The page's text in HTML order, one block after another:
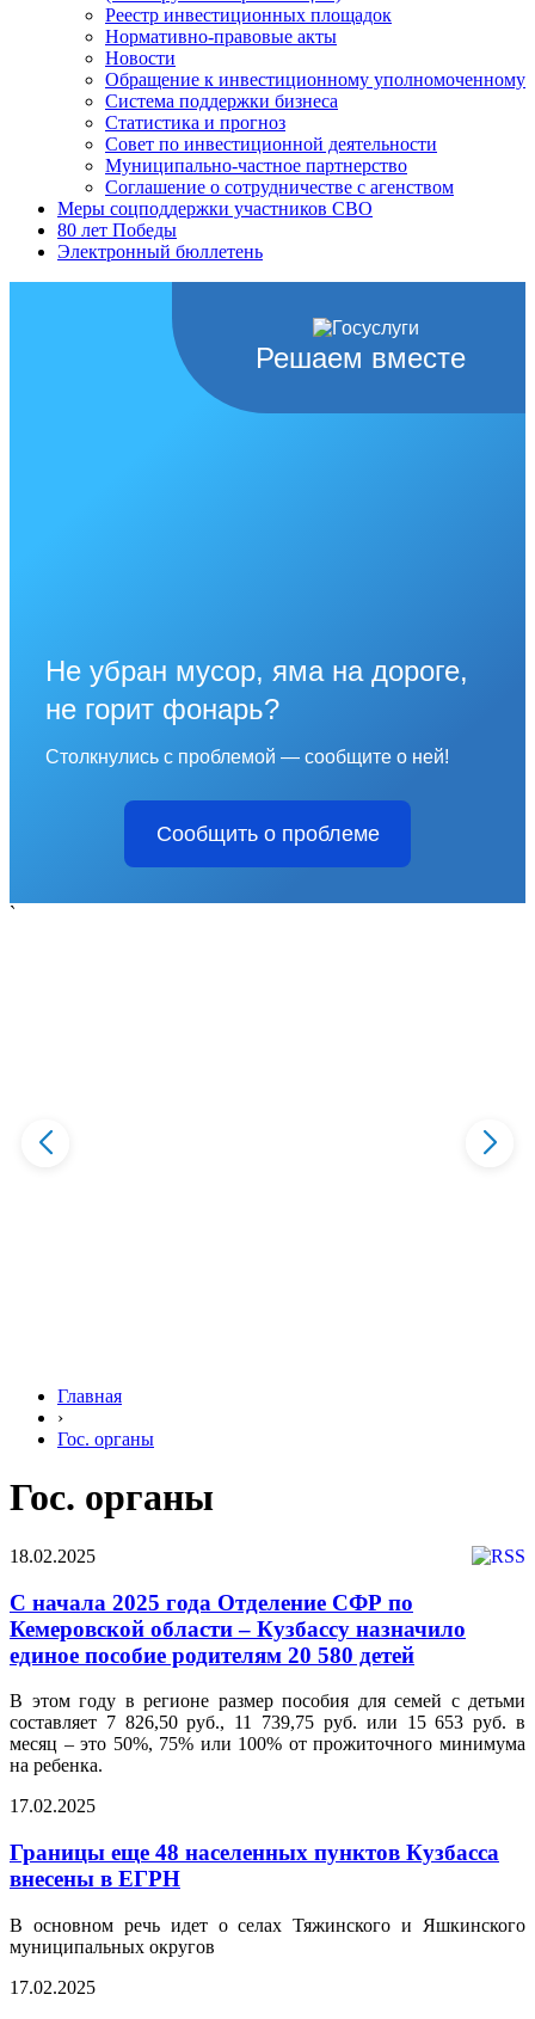
Реестр инвестиционных площадок
Нормативно-правовые акты
Новости
Обращение к инвестиционному уполномоченному
Система поддержки бизнеса
Статистика и прогноз
Совет по инвестиционной деятельности
Муниципально-частное партнерство
Соглашение о сотрудничестве с агенством
Меры соцподдержки участников СВО
80 лет Победы
Электронный бюллетень
Решаем вместе
Не убран мусор, яма на дороге,
не горит фонарь?
Столкнулись с проблемой — сообщите о ней!
Сообщить о проблеме
`
Главная
›
Гос. органы
Гос. органы
18.02.2025
С начала 2025 года Отделение СФР по
Кемеровской области – Кузбассу назначило
единое пособие родителям 20 580 детей
В этом году в регионе размер пособия для семей с детьми
составляет 7 826,50 руб., 11 739,75 руб. или 15 653 руб. в
месяц – это 50%, 75% или 100% от прожиточного минимума
на ребенка.
17.02.2025
Границы еще 48 населенных пунктов Кузбасса
внесены в ЕГРН
В основном речь идет о селах Тяжинского и Яшкинского
муниципальных округов
17.02.2025